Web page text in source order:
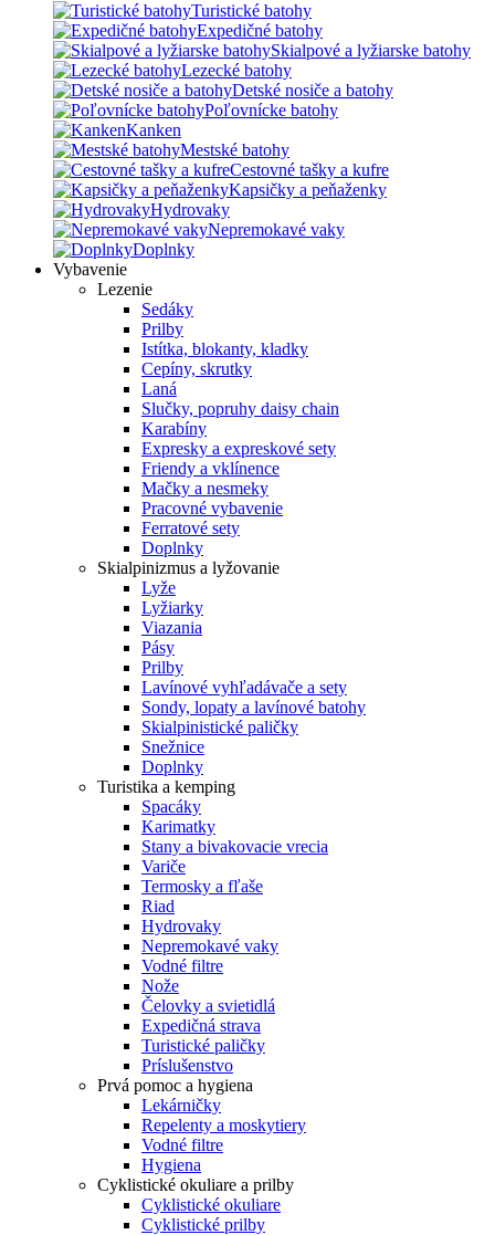
Turistické batohy
Expedičné batohy
Skialpové a lyžiarske batohy
Lezecké batohy
Detské nosiče a batohy
Poľovnícke batohy
Kanken
Mestské batohy
Cestovné tašky a kufre
Kapsičky a peňaženky
Hydrovaky
Nepremokavé vaky
Doplnky
Vybavenie
Lezenie
Sedáky
Prilby
Istítka, blokanty, kladky
Cepíny, skrutky
Laná
Slučky, popruhy daisy chain
Karabíny
Expresky a expreskové sety
Friendy a vklínence
Mačky a nesmeky
Pracovné vybavenie
Ferratové sety
Doplnky
Skialpinizmus a lyžovanie
Lyže
Lyžiarky
Viazania
Pásy
Prilby
Lavínové vyhľadávače a sety
Sondy, lopaty a lavínové batohy
Skialpinistické paličky
Snežnice
Doplnky
Turistika a kemping
Spacáky
Karimatky
Stany a bivakovacie vrecia
Variče
Termosky a fľaše
Riad
Hydrovaky
Nepremokavé vaky
Vodné filtre
Nože
Čelovky a svietidlá
Expedičná strava
Turistické paličky
Príslušenstvo
Prvá pomoc a hygiena
Lekárničky
Repelenty a moskytiery
Vodné filtre
Hygiena
Cyklistické okuliare a prilby
Cyklistické okuliare
Cyklistické prilby